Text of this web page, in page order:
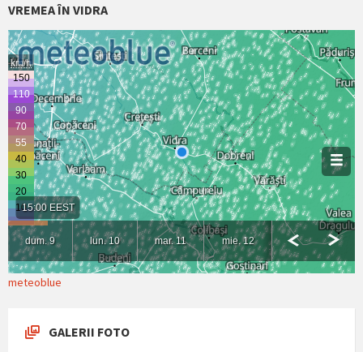
VREMEA ÎN VIDRA
meteoblue
GALERII FOTO